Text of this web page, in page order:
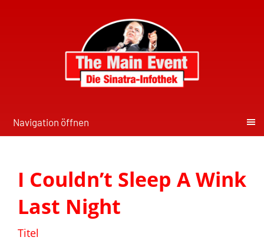
Navigation öffnen
I Couldn’t Sleep A Wink
Last Night
Titel